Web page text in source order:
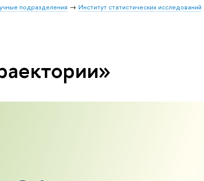
подразделения
Институт статистических исследований